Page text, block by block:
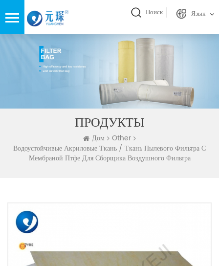
Поиск Язык
ПРОДУКТЫ
Дом
Other
Водоустойчивые Акриловые Ткань / Ткань Пылевого Фильтра С
Мембраной Птфе Для Сборщика Воздушного Фильтра